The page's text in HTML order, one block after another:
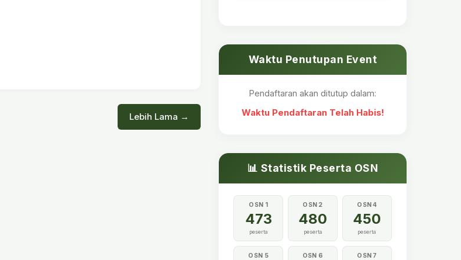
Lebih Lama →
Waktu Penutupan Event
Pendaftaran akan ditutup dalam:
Waktu Pendaftaran Telah Habis!
📊 Statistik Peserta OSN
OSN 1
473
peserta
OSN 2
480
peserta
OSN 4
450
peserta
OSN 5 OSN 6 OSN 7